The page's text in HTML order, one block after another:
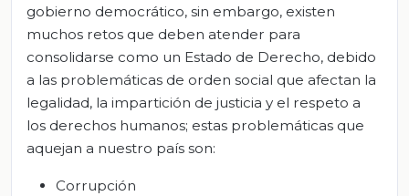
gobierno democrático, sin embargo, existen
muchos retos que deben atender para
consolidarse como un Estado de Derecho, debido
a las problemáticas de orden social que afectan la
legalidad, la impartición de justicia y el respeto a
los derechos humanos; estas problemáticas que
aquejan a nuestro país son:
Corrupción